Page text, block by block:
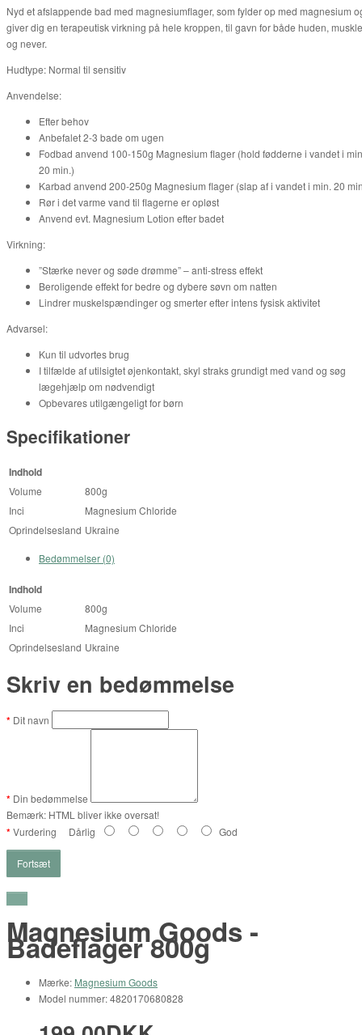
Nyd et afslappende bad med magnesiumflager, som fylder op med magnesium
giver dig en terapeutisk virkning på hele kroppen, til gavn for både huden,
og never.
Hudtype: Normal til sensitiv
Anvendelse:
Efter behov
Anbefalet 2-3 bade om ugen
Fodbad anvend 100-150g Magnesium flager (hold fødderne i vandet i
20 min.)
Karbad anvend 200-250g Magnesium flager (slap af i vandet i min. 20
Rør i det varme vand til flagerne er opløst
Anvend evt. Magnesium Lotion efter badet
Virkning:
”Stærke never og søde drømme” – anti-stress effekt
Beroligende effekt for bedre og dybere søvn om natten
Lindrer muskelspændinger og smerter efter intens fysisk aktivitet
Advarsel:
Kun til udvortes brug
I tilfælde af utilsigtet øjenkontakt, skyl straks grundigt med vand og søg
lægehjælp om nødvendigt
Opbevares utilgængeligt for børn
Specifikationer
Indhold
Volume
800g
Inci
Magnesium Chloride
Oprindelsesland Ukraine
Bedømmelser (0)
Indhold
Volume
800g
Inci
Magnesium Chloride
Oprindelsesland Ukraine
Skriv en bedømmelse
Dit navn
Din bedømmelse
Bemærk: HTML bliver ikke oversat!
Vurdering Dårlig God
Fortsæt
Magnesium Goods -
Badeflager 800g
Mærke: Magnesium Goods
Model nummer: 4820170680828